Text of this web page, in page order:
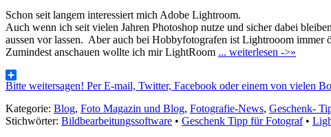
Schon seit langem interessiert mich Adobe Lightroom.
Auch wenn ich seit vielen Jahren Photoshop nutze und sicher dabei
aussen vor lassen. Aber auch bei Hobbyfotografen ist Lightrooom immer
Zumindest anschauen wollte ich mir LightRoom ... weiterlesen ->»
Bitte weitersagen! Per E-mail, Twitter, Facebook oder einem von vielen
Kategorie: Blog, Foto Magazin und Blog, Fotografie-News, Geschenk-
Stichwörter: Bildbearbeitungssoftware • Geschenk Tipp für Fotograf•